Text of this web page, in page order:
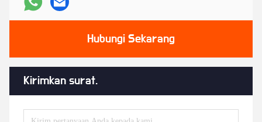
Hubungi Sekarang
Kirimkan surat.